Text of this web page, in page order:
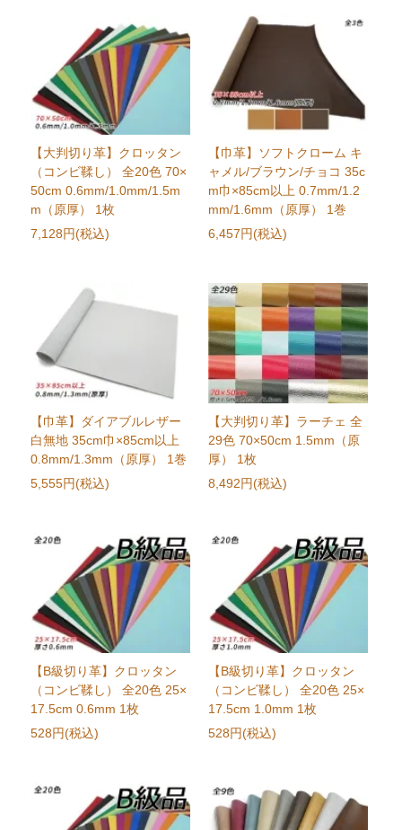
【大判切り革】クロッタン
（コンビ鞣し） 全20色 70×
50cm 0.6mm/1.0mm/1.5m
m（原厚） 1枚
7,128円(税込)
【巾革】ソフトクローム キ
ャメル/ブラウン/チョコ 35c
m巾×85cm以上 0.7mm/1.2
mm/1.6mm（原厚） 1巻
6,457円(税込)
【巾革】ダイアブルレザー
白無地 35cm巾×85cm以上
0.8mm/1.3mm（原厚） 1巻
5,555円(税込)
【大判切り革】ラーチェ 全
29色 70×50cm 1.5mm（原
厚） 1枚
8,492円(税込)
【B級切り革】クロッタン
（コンビ鞣し） 全20色 25×
17.5cm 0.6mm 1枚
528円(税込)
【B級切り革】クロッタン
（コンビ鞣し） 全20色 25×
17.5cm 1.0mm 1枚
528円(税込)